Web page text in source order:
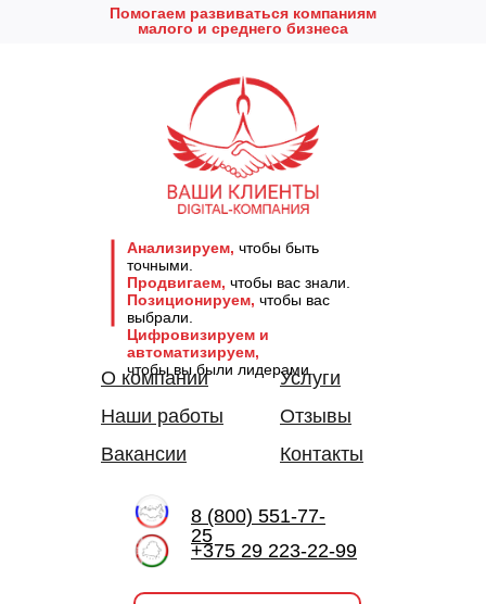
Анализируем, чтобы быть
точными.
Продвигаем, чтобы вас знали.
Позиционируем, чтобы вас
выбрали.
Цифровизируем и
автоматизируем,
чтобы вы были лидерами.
Помогаем развиваться компаниям
малого и среднего бизнеса
О компании
Наши работы
Отзывы
Услуги
Вакансии Контакты
8 (800) 551-77-
25
+375 29 223-22-99